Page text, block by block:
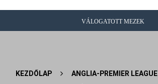
VÁLOGATOTT MEZEK
KEZDŐLAP > ANGLIA-PREMIER LEAGUE